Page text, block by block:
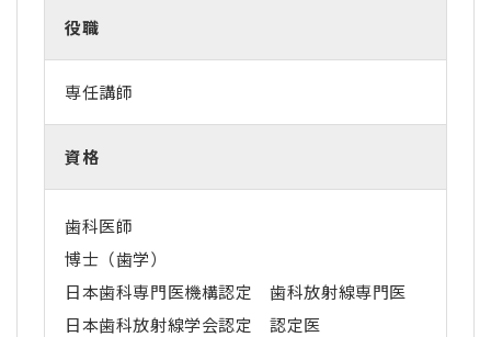
役職
専任講師
資格
歯科医師
博士（歯学）
日本歯科専門医機構認定 歯科放射線専門医
日本歯科放射線学会認定 認定医